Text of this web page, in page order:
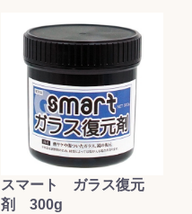
スマート ガラス復元
剤 300g